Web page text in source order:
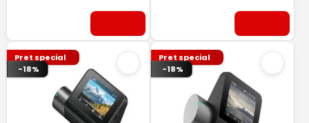
Pret special
-18%
Pret special
-18%